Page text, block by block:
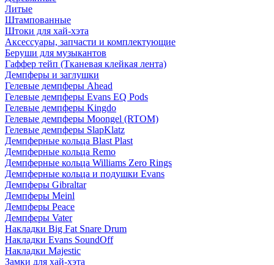
Литые
Штампованные
Штоки для хай-хэта
Аксессуары, запчасти и комплектующие
Беруши для музыкантов
Гаффер тейп (Тканевая клейкая лента)
Демпферы и заглушки
Гелевые демпферы Ahead
Гелевые демпферы Evans EQ Pods
Гелевые демпферы Kingdo
Гелевые демпферы Moongel (RTOM)
Гелевые демпферы SlapKlatz
Демпферные кольца Blast Plast
Демпферные кольца Remo
Демпферные кольца Williams Zero Rings
Демпферные кольца и подушки Evans
Демпферы Gibraltar
Демпферы Meinl
Демпферы Peace
Демпферы Vater
Накладки Big Fat Snare Drum
Накладки Evans SoundOff
Накладки Majestic
Замки для хай-хэта